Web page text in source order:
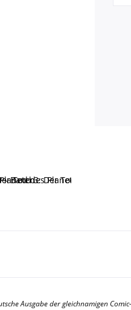
Ausgabe der gleichnamigen